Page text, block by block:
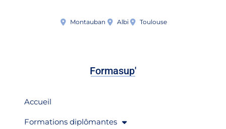
Formasup'
Accueil
Formations diplômantes
Montauban Albi Toulouse